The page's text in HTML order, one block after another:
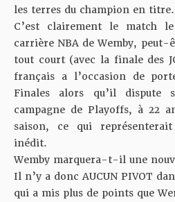
les terres du champion en titre.
C’est clairement le match
carrière NBA de Wemby, peut-
tout court (avec la finale des
français a l’occasion de
Finales alors qu’il dispute
campagne de Playoffs, à 22
saison, ce qui
inédit.
Wemby marquera-t-il une
Il n’y a donc AUCUN PIVOT
qui a mis plus de points que